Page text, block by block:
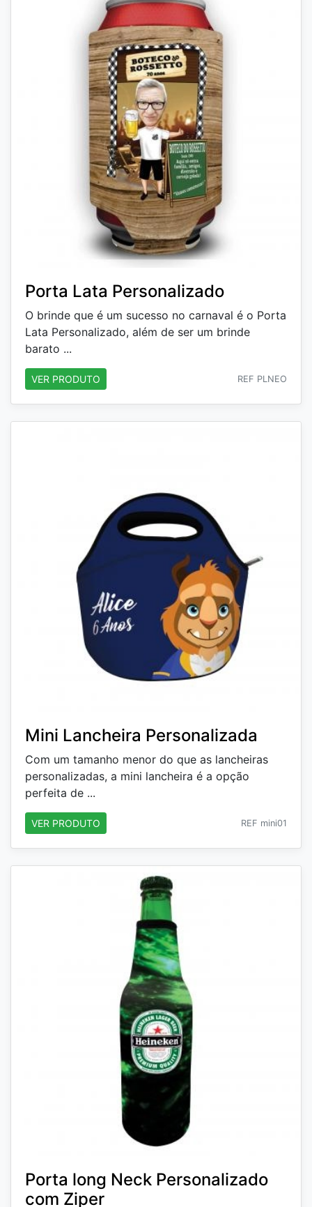
Porta Lata Personalizado
O brinde que é um sucesso no carnaval é o Porta
Lata Personalizado, além de ser um brinde
barato ...
VER PRODUTO REF PLNEO
Mini Lancheira Personalizada
Com um tamanho menor do que as lancheiras
personalizadas, a mini lancheira é a opção
perfeita de ...
VER PRODUTO REF mini01
Porta long Neck Personalizado
com Ziper